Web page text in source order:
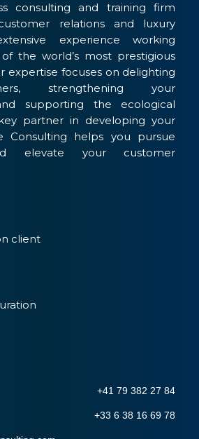
consulting and training firm
relations and luxury
experience working
the world’s most prestigious
expertise focuses on delighting
strengthening your
supporting the ecological
partner in developing your
Consulting helps you pursue
elevate your customer
client
+41 79 382 27 84
+33 6 38 16 69 78